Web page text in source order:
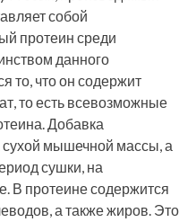
собой
протеин среди
данного
то, что он содержит
то есть всевозможные
Добавка
мышечной массы, а
сушки, на
В протеине содержится
а также жиров. Это